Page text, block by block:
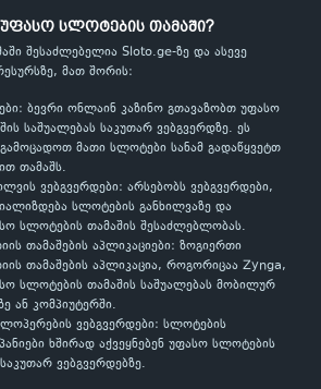
სლოტების თამაში?
შესაძლებელია Sloto.ge-ზე და ასევე
მათ შორის:
ბევრი ონლაინ კაზინო გთავაზობთ უფასო
საშუალებას საკუთარ ვებგვერდზე. ეს
მათი სლოტები სანამ გადაწყვეტთ
თამაშს.
ვებგვერდები: არსებობს ვებგვერდები,
სლოტების განხილვაზე და
სლოტების თამაშის შესაძლებლობას.
თამაშების აპლიკაციები: ზოგიერთი
თამაშების აპლიკაცია, როგორიცაა Zynga,
სლოტების თამაშის საშუალებას მობილურ
ან კომპიუტერში.
ვებგვერდები: სლოტების
ხშირად აქვეყნებენ უფასო სლოტების
ვებგვერდებზე.